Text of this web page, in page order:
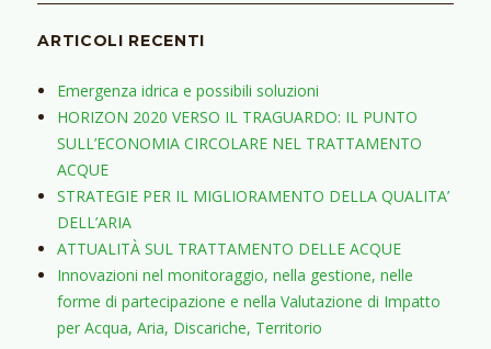
ARTICOLI RECENTI
Emergenza idrica e possibili soluzioni
HORIZON 2020 VERSO IL TRAGUARDO: IL PUNTO
SULL’ECONOMIA CIRCOLARE NEL TRATTAMENTO
ACQUE
STRATEGIE PER IL MIGLIORAMENTO DELLA QUALITA’
DELL’ARIA
ATTUALITÀ SUL TRATTAMENTO DELLE ACQUE
Innovazioni nel monitoraggio, nella gestione, nelle
forme di partecipazione e nella Valutazione di Impatto
per Acqua, Aria, Discariche, Territorio